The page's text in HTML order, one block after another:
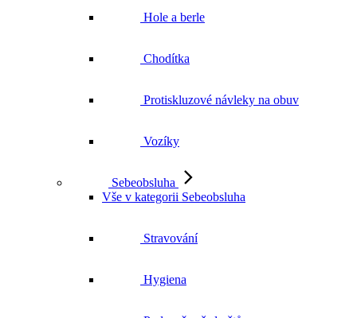
Hole a berle
Chodítka
Protiskluzové návleky na obuv
Vozíky
Sebeobsluha
Vše v kategorii Sebeobsluha
Stravování
Hygiena